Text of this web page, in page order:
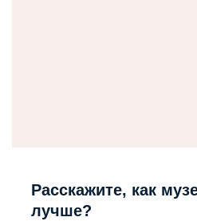
Расскажите, как
лучше?